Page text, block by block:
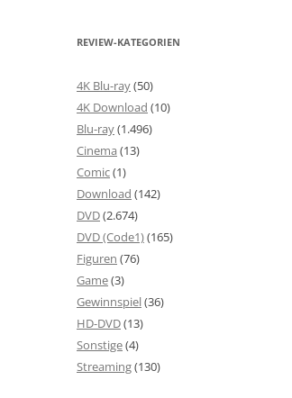
REVIEW-KATEGORIEN
4K Blu-ray(50)
4K Download (10)
Blu-ray(1.496)
Cinema (13)
Comic(1)
Download (142)
DVD(2.674)
DVD (Code1)(165)
Figuren (76)
Game(3)
Gewinnspiel(36)
HD-DVD(13)
Sonstige(4)
Streaming(130)